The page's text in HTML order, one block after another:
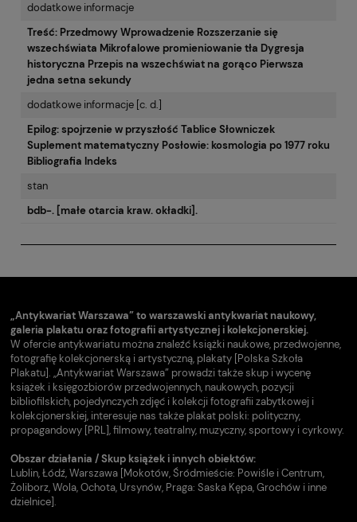
dodatkowe informacje
Treść: Przedmowy Wprowadzenie Rozszerzanie się
wszechświata Mikrofalowe promieniowanie tła Dygresja
historyczna Przepis na wszechświat na gorąco Pierwsza
jedna setna sekundy
dodatkowe informacje [c. d.]
Epilog: spojrzenie w przyszłość Tablice Słowniczek
Suplement matematyczny Posłowie: kosmologia po 1977 roku
Bibliografia Indeks
stan
bdb-. [małe otarcia kraw. okładki].
„Antykwariat Warszawa” to warszawski antykwariat naukowy,
galeria plakatu oraz fotografii artystycznej i kolekcjonerskiej.
W ofercie antykwariatu można znaleźć książki naukowe, przedwojenne,
fotografię kolekcjonerską i artystyczną, plakaty [Polska Szkoła
Plakatu]. „Antykwariat Warszawa” prowadzi także skup i wycenę
książek i księgozbiorów przedwojennych, naukowych, pozycji
bibliofilskich, pojedynczych zdjęć i kolekcji fotografii zabytkowej i
kolekcjonerskiej, interesuje nas także plakat polski: polityczny,
propagandowy [PRL], filmowy, teatralny, muzyczny, sportowy i cyrkowy.
Obszar działania / Skup książek i innych obiektów:
Lublin, Łódź, Warszawa [Mokotów, Śródmieście: Powiśle i Centrum,
Żoliborz, Wola, Ochota, Ursynów, Praga: Saska Kępa, Grochów i inne
dzielnice].